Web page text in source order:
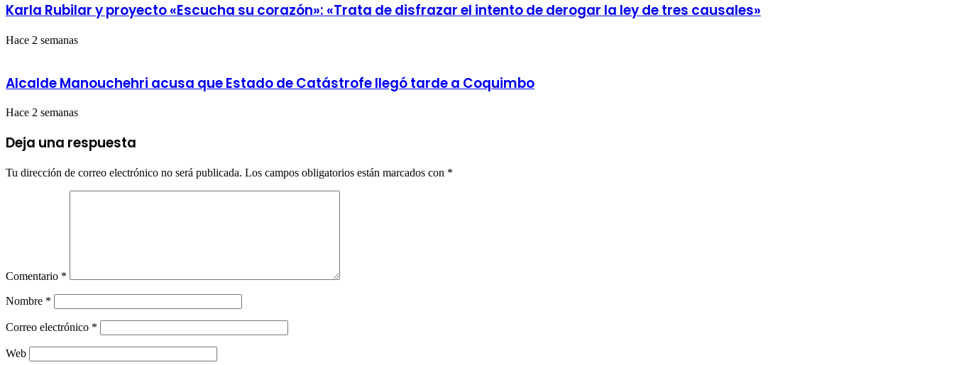
a
Karla Rubilar y proyecto «Escucha su corazón»: «Trata de disfrazar el intento de derogar la ley de tres causales»
Hace 2 semanas
Alcalde Manouchehri acusa que Estado de Catástrofe llegó tarde a Coquimbo
Hace 2 semanas
Deja una respuesta
Tu dirección de correo electrónico no será publicada. Los campos obligatorios están marcados con *
Comentario *
Nombre *
Correo electrónico *
Web